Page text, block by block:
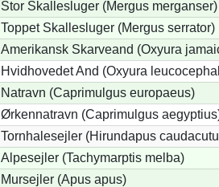
Stor Skallesluger (Mergus merganser)
Toppet Skallesluger (Mergus serrator)
Amerikansk Skarveand (Oxyura
Hvidhovedet And (Oxyura
Natravn (Caprimulgus europaeus)
Ørkennatravn (Caprimulgus
Tornhalesejler (Hirundapus
Alpesejler (Tachymarptis melba)
Mursejler (Apus apus)